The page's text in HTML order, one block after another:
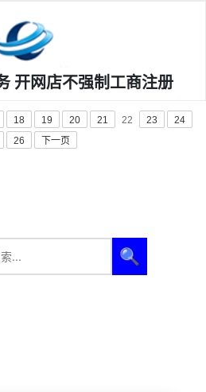
开网店不强制工商注册
18 19 20 21 22 23
24
26 下一页
🔍